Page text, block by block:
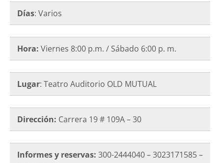
Días: Varios
Hora: Viernes 8:00 p.m. / Sábado 6:00 p. m.
Lugar: Teatro Auditorio OLD MUTUAL
Dirección: Carrera 19 # 109A – 30
Informes y reservas: 300-2444040 – 3023171585 –